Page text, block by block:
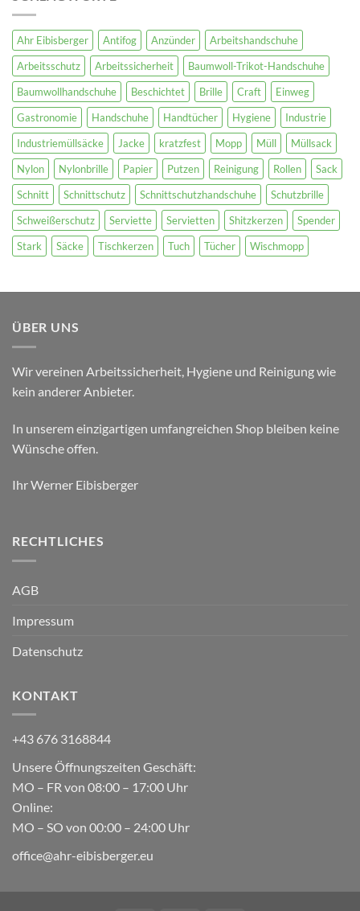
Ahr Eibisberger Antifog Anzünder
Arbeitshandschuhe
Arbeitsschutz
Arbeitssicherheit
Baumwoll-Trikot-Handschuhe
Baumwollhandschuhe
Beschichtet Brille Craft
Einweg
Gastronomie
Handschuhe Handtücher Hygiene
Industrie
Industriemüllsäcke
Jacke kratzfest Mopp Müll
Müllsack
Nylon
Nylonbrille Papier Putzen Reinigung Rollen
Sack
Schnitt
Schnittschutz Schnittschutzhandschuhe
Schutzbrille
Schweißerschutz
Serviette Servietten Shitzkerzen
Spender
Stark
Säcke Tischkerzen Tuch Tücher Wischmopp
ÜBER UNS
Wir vereinen Arbeitssicherheit, Hygiene und Reinigung wie
kein anderer Anbieter.
In unserem einzigartigen umfangreichen Shop bleiben keine
Wünsche offen.
Ihr Werner Eibisberger
RECHTLICHES
AGB
Impressum
Datenschutz
KONTAKT
+43 676 3168844
Unsere Öffnungszeiten Geschäft:
MO – FR von 08:00 – 17:00 Uhr
Online:
MO – SO von 00:00 – 24:00 Uhr
office@ahr-eibisberger.eu